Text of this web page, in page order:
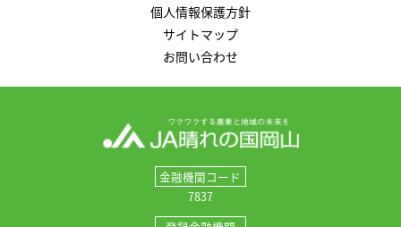
個人情報保護方針
サイトマップ
お問い合わせ
金融機関コード
7837